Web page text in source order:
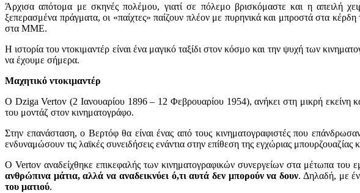
Άρχισα απότομα με σκηνές πολέμου, γιατί σε πόλεμο βρισκόμαστε και η απειλή
ξεπερασμένα πράγματα, οι «παίχτες» παίζουν πλέον με πυρηνικά και μπροστά στα
στα ΜΜΕ.
Η ιστορία του ντοκιμαντέρ είναι ένα μαγικό ταξίδι στον κόσμο και την ψυχή των
να έχουμε σήμερα.
Μαχητικό ντοκιμαντέρ
Ο Dziga Vertov (2 Ιανουαρίου 1896 – 12 Φεβρουαρίου 1954), ανήκει στη μικρή εκείνη
του μοντάζ στον κινηματογράφο.
Στην επανάσταση, ο Βερτόφ θα είναι ένας από τους κινηματογραφιστές που
ενδυναμώσουν τις λαϊκές συνειδήσεις ενάντια στην επίθεση της εγχώριας
Ο Vertov αναδείχθηκε επικεφαλής των κινηματογραφικών συνεργείων στα μέτωπα του
ανθρώπινα μάτια, αλλά να αναδεικνύει ό,τι αυτά δεν μπορούν να δουν. Δηλαδή, με
του ματιού.